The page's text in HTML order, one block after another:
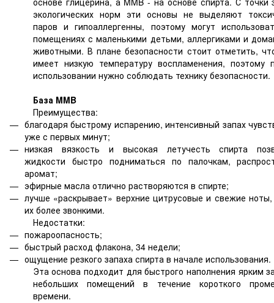
экологических норм эти основы не выделяют
паров и гипоаллергенны, поэтому могут
помещениях с маленькими детьми, аллергиками и
животными. В плане безопасности стоит отметить,
имеет низкую температуру воспламенения, поэтому
использовании нужно соблюдать технику безопасности.
База MMB
Преимущества:
благодаря быстрому испарению, интенсивный запах
уже с первых минут;
низкая вязкость и высокая летучесть спирта
жидкости быстро подниматься по палочкам,
аромат;
эфирные масла отлично растворяются в спирте;
лучше «раскрывает» верхние цитрусовые и свежие
их более звонкими.
Недостатки:
пожароопасность;
быстрый расход флакона, 34 недели;
ощущение резкого запаха спирта в начале использования.
Эта основа подходит для быстрого наполнения ярким
небольших помещений в течение короткого
времени.